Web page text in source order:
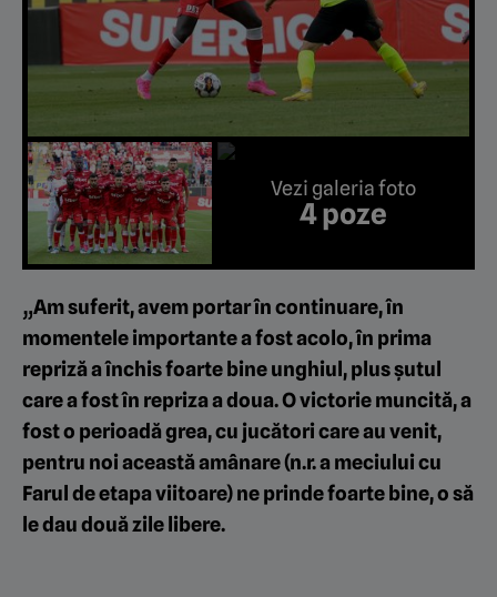
Vezi galeria foto
4 poze
„Am suferit, avem portar în continuare, în
momentele importante a fost acolo, în prima
repriză a închis foarte bine unghiul, plus șutul
care a fost în repriza a doua. O victorie muncită, a
fost o perioadă grea, cu jucători care au venit,
pentru noi această amânare (n.r. a meciului cu
Farul de etapa viitoare) ne prinde foarte bine, o să
le dau două zile libere.